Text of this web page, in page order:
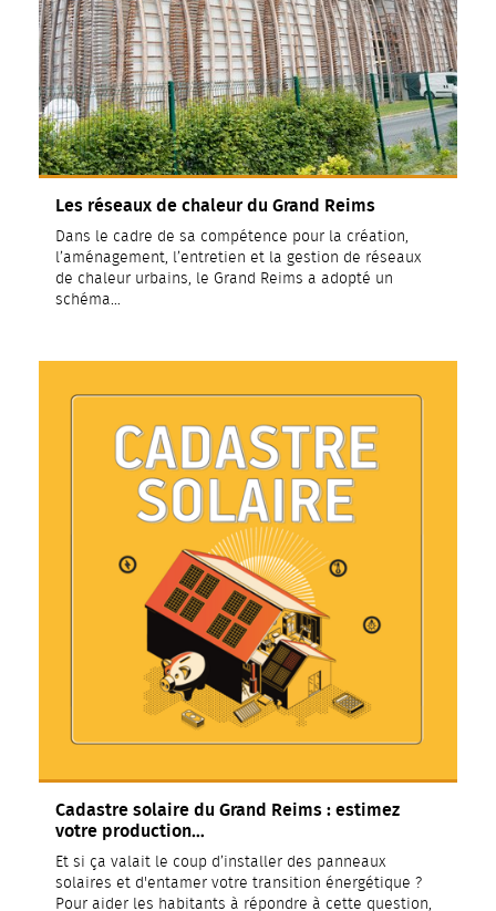
Les réseaux de chaleur du Grand Reims
Dans le cadre de sa compétence pour la création,
l’aménagement, l’entretien et la gestion de réseaux
de chaleur urbains, le Grand Reims a adopté un
schéma…
Cadastre solaire du Grand Reims : estimez
votre production…
Et si ça valait le coup d’installer des panneaux
solaires et d'entamer votre transition énergétique ?
Pour aider les habitants à répondre à cette question,